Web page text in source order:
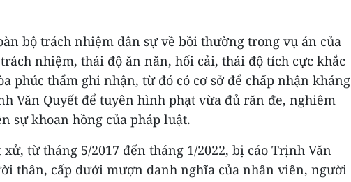
bộ trách nhiệm dân sự về bồi thường trong vụ án của
nhiệm, thái độ ăn năn, hối cải, thái độ tích cực khắc
phúc thẩm ghi nhận, từ đó có cơ sở để chấp nhận kháng
Văn Quyết để tuyên hình phạt vừa đủ răn đe, nghiêm
sự khoan hồng của pháp luật.
từ tháng 5/2017 đến tháng 1/2022, bị cáo Trịnh Văn
thân, cấp dưới mượn danh nghĩa của nhân viên, người